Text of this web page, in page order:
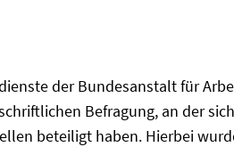
der Bundesanstalt für
Befragung, an der
beteiligt haben. Hierbei